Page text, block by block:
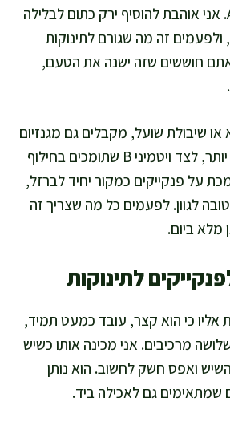
שמומר בגוף לויטמין A. אני אוהבת להוסיף ירק כתום לבלילה
ולפעמים זה מה שגורם לתינוקות
חוששים שזה ישנה את הטעם,
שיבולת שועל, מקבלים גם מגנזיום
וברזל בכמויות קטנות יותר, לצד ויטמיני B שתומכים בחילוף
על פנקייקים כמקור יחיד לברזל,
לגוון. לפעמים כל מה שצריך זה
מלא ביום.
לתינוקות
אליו כי הוא קצר, עובד כמעט תמיד,
מרכיבים. אני מכינה אותו כשיש
ואפס חשק לחשוב. הוא נותן
שמתאימים גם לאכילה ביד.